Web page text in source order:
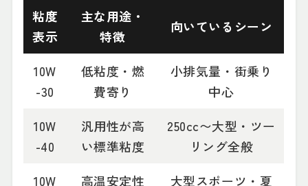
粘度
表示
主な用途・
特徴
向いているシーン
10W
-30
低粘度・燃
費寄り
小排気量・街乗り
中心
10W
-40
汎用性が高
い標準粘度
250cc〜大型・ツー
リング全般
10W
高温安定性
大型スポーツ・夏